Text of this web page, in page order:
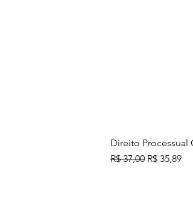
Direito Processual
Preço normal
R$ 37,00 Preço
R$ 35,89